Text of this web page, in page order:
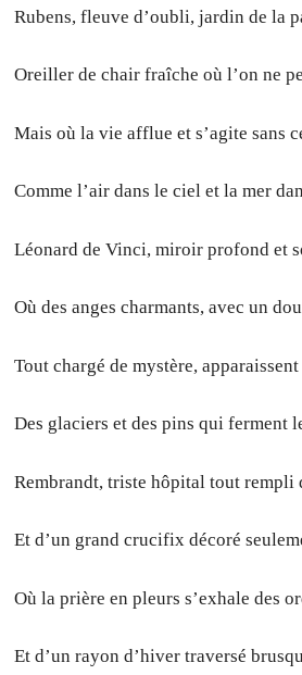
Rubens, fleuve d’oubli, jardin de la
Oreiller de chair fraîche où l’on ne
Mais où la vie afflue et s’agite sans
Comme l’air dans le ciel et la mer
Léonard de Vinci, miroir profond et
Où des anges charmants, avec un
Tout chargé de mystère, apparaissent
Des glaciers et des pins qui ferment
Rembrandt, triste hôpital tout rempli
Et d’un grand crucifix décoré
Où la prière en pleurs s’exhale des
Et d’un rayon d’hiver traversé